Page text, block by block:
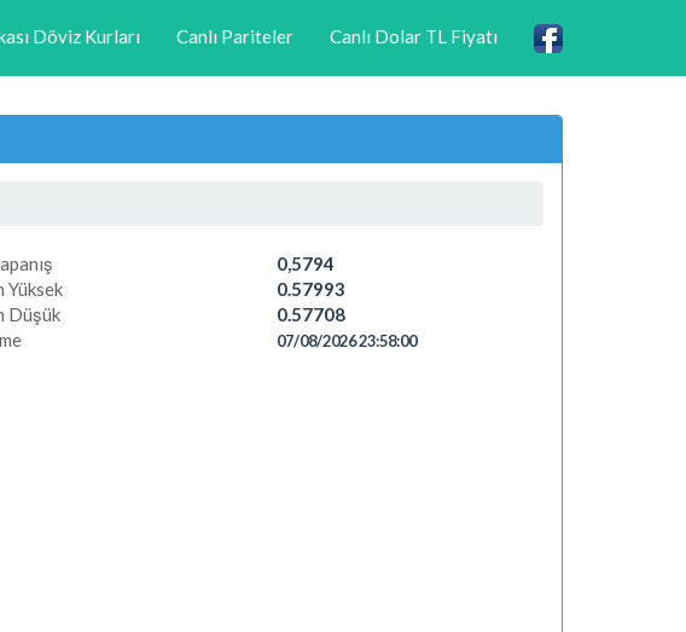
Döviz Kurları Canlı Pariteler Canlı Dolar TL Fiyatı
0,5794
Yüksek
0.57993
Düşük
0.57708
07/08/2026 23:58:00